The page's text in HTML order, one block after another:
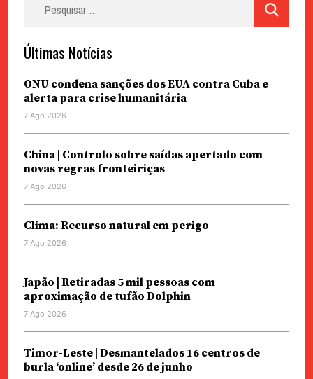
Últimas Notícias
ONU condena sanções dos EUA contra Cuba e
alerta para crise humanitária
7 Ago 2026
China | Controlo sobre saídas apertado com
novas regras fronteiriças
7 Ago 2026
Clima: Recurso natural em perigo
7 Ago 2026
Japão | Retiradas 5 mil pessoas com
aproximação de tufão Dolphin
7 Ago 2026
Timor-Leste | Desmantelados 16 centros de
burla ‘online’ desde 26 de junho